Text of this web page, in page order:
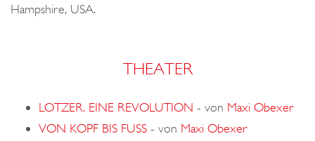
Hampshire, USA.
THEATER
LOTZER. EINE REVOLUTION - von Maxi Obexer
VON KOPF BIS FUSS - von Maxi Obexer